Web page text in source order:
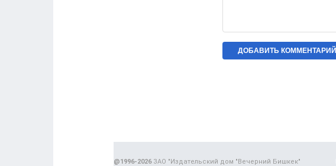
@1996-2026ЗАО "Издательский дом "Вечерний Бишкек"